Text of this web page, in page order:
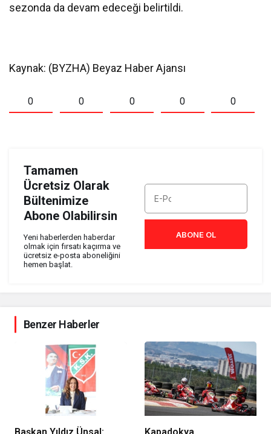
sezonda da devam edeceği belirtildi.
Kaynak: (BYZHA) Beyaz Haber Ajansı
0 0 0 0 0
Tamamen
Ücretsiz Olarak
Bültenimize
Abone Olabilirsin
Yeni haberlerden haberdar
olmak için fırsatı kaçırma ve
ücretsiz e-posta aboneliğini
hemen başlat.
ABONE OL
Benzer Haberler